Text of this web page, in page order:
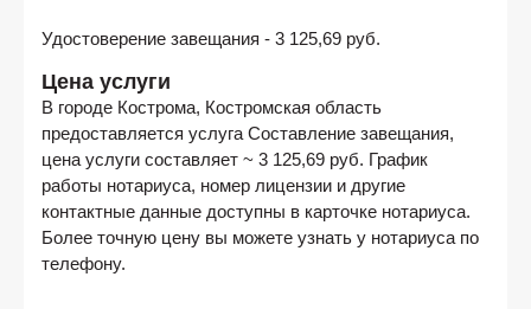
Удостоверение завещания - 3 125,69 руб.
Цена услуги
В городе Кострома, Костромская область
предоставляется услуга Составление завещания,
цена услуги составляет ~ 3 125,69 руб. График
работы нотариуса, номер лицензии и другие
контактные данные доступны в карточке нотариуса.
Более точную цену вы можете узнать у нотариуса по
телефону.